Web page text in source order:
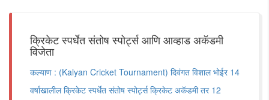
क्रिकेट स्पर्धेत संतोष स्पोर्ट्स आणि आव्हाड अकॅडमी
विजेता
कल्याण : (Kalyan Cricket Tournament) दिवंगत विशाल भोईर 14
वर्षाखालील क्रिकेट स्पर्धेत संतोष स्पोर्ट्स क्रिकेट अकॅडमी तर 12